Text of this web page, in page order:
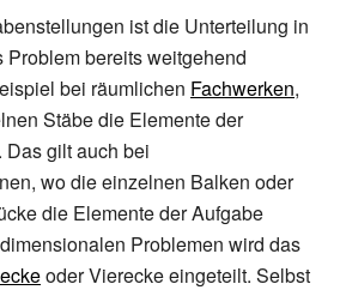
ist die Unterteilung in
Problem bereits weitgehend
bei räumlichen Fachwerken,
Stäbe die Elemente der
gilt auch bei
wo die einzelnen Balken oder
die Elemente der Aufgabe
Problemen wird das
oder Vierecke eingeteilt. Selbst